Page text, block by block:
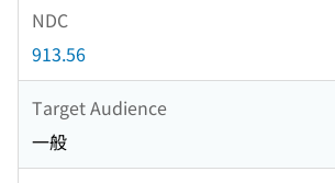
NDC
913.56
Target Audience
一般